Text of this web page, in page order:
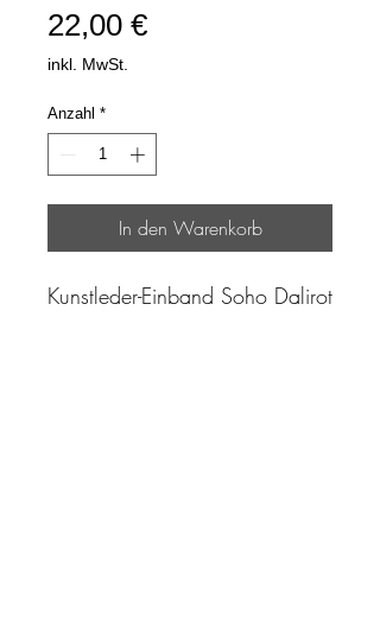
22,00 €Preis
inkl. MwSt.
Anzahl *
In den Warenkorb
Kunstleder-Einband Soho Dalirot